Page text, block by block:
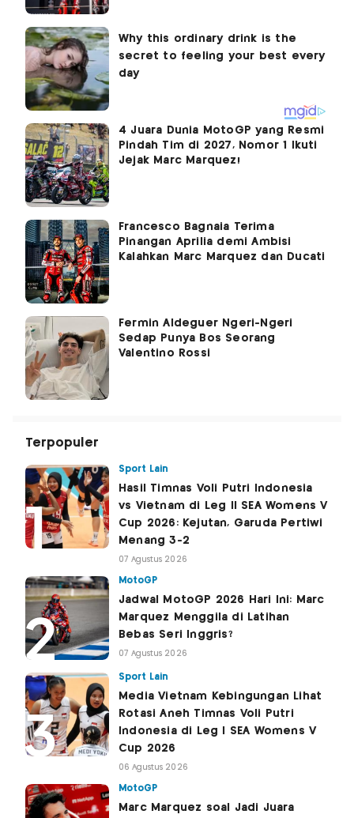
4 Juara Dunia MotoGP yang Resmi
Pindah Tim di 2027, Nomor 1 Ikuti
Jejak Marc Marquez!
Francesco Bagnaia Terima
Pinangan Aprilia demi Ambisi
Kalahkan Marc Marquez dan Ducati
Fermin Aldeguer Ngeri-Ngeri
Sedap Punya Bos Seorang
Valentino Rossi
Terpopuler
Sport Lain
Hasil Timnas Voli Putri Indonesia
vs Vietnam di Leg II SEA Womens V
Cup 2026: Kejutan, Garuda Pertiwi
Menang 3-2
07 Agustus 2026
MotoGP
Jadwal MotoGP 2026 Hari Ini: Marc
Marquez Menggila di Latihan
Bebas Seri Inggris?
07 Agustus 2026
Sport Lain
Media Vietnam Kebingungan Lihat
Rotasi Aneh Timnas Voli Putri
Indonesia di Leg I SEA Womens V
Cup 2026
06 Agustus 2026
MotoGP
Marc Marquez soal Jadi Juara